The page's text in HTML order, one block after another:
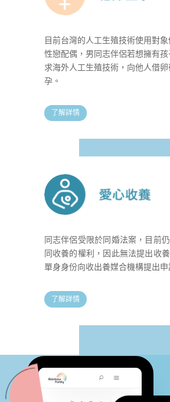
目前台灣的人工生殖技術使用對
性戀配偶，男同志伴侶若想擁有
求海外人工生殖技術，向他人借
孕。
了解詳情
同志伴侶受限於同婚法案，目前
同收養的權利，因此無法提出收
單身身份向收出養媒合機構提出申
了解詳情